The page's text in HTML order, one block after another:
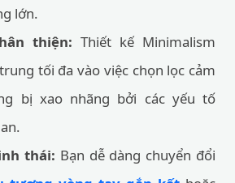
lớn.
thiện: Thiết kế Minimalism
tối đa vào việc chọn lọc cảm
bị xao nhãng bởi các yếu tố
thái: Bạn dễ dàng chuyển đổi